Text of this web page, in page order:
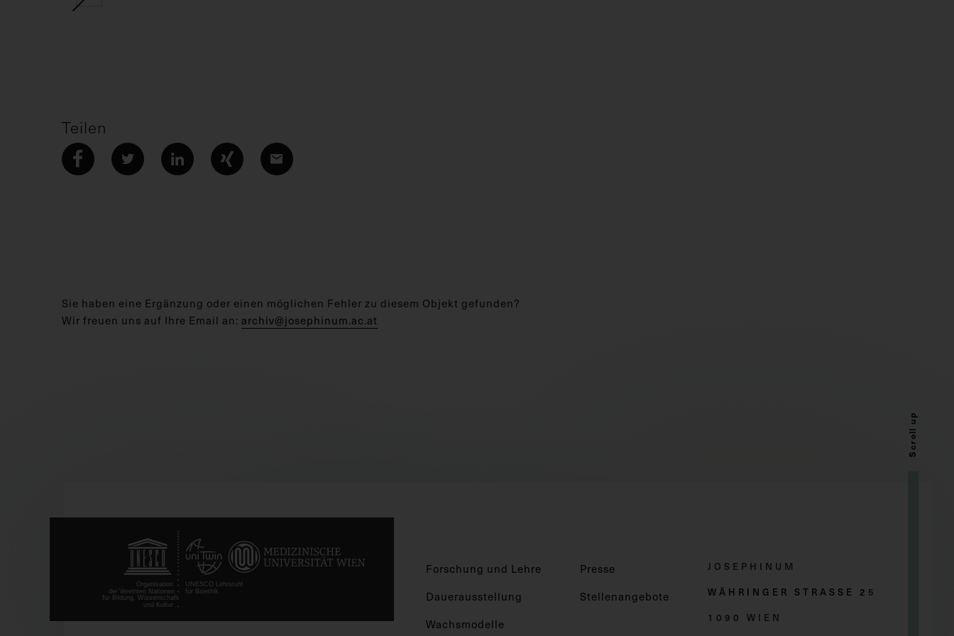
Teilen
Sie haben eine Ergänzung oder einen möglichen Fehler zu diesem Objekt gefunden?
Wir freuen uns auf Ihre Email an: archiv@josephinum.ac.at
Scroll up
Forschung und Lehre
Dauerausstellung
Wachsmodelle
Presse
Stellenangebote
JOSEPHINUM
WÄHRINGER STRASSE 2 5
1090 WIEN